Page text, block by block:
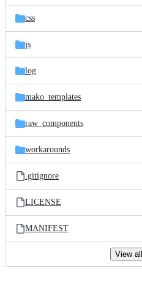
files
css
js
log
mako_templates
raw_components
workarounds
.gitignore
LICENSE
MANIFEST
View